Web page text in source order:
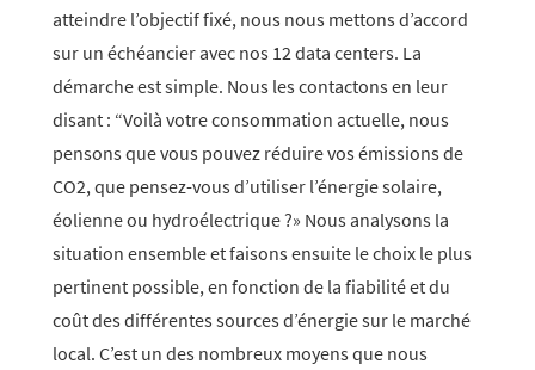
atteindre l’objectif fixé, nous nous mettons d’accord
sur un échéancier avec nos 12 data centers. La
démarche est simple. Nous les contactons en leur
disant : “Voilà votre consommation actuelle, nous
pensons que vous pouvez réduire vos émissions de
CO2, que pensez-vous d’utiliser l’énergie solaire,
éolienne ou hydroélectrique ?» Nous analysons la
situation ensemble et faisons ensuite le choix le plus
pertinent possible, en fonction de la fiabilité et du
coût des différentes sources d’énergie sur le marché
local. C’est un des nombreux moyens que nous